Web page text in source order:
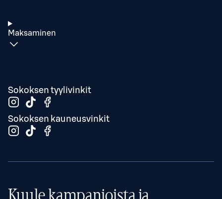
Maksaminen
Sokoksen tyylivinkit
Sokoksen kauneusvinkit